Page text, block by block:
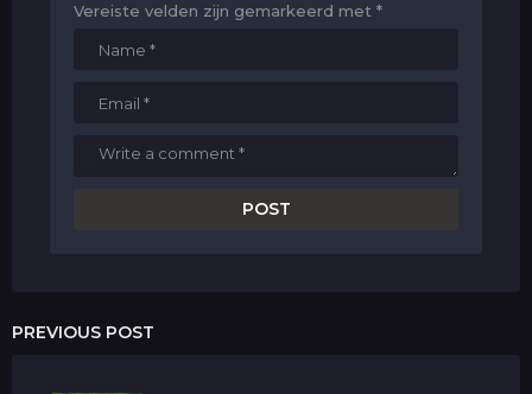
Vereiste velden zijn gemarkeerd met *
PREVIOUS POST